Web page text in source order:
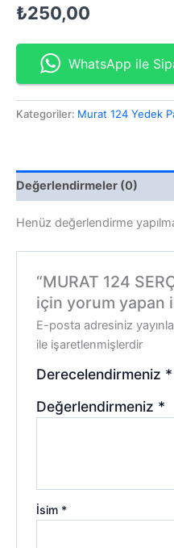
₺250,00
WhatsApp ile
Kategoriler: Murat 124 Yedek
Değerlendirmeler (0)
Henüz değerlendirme
“MURAT 124
için yorum yapan
E-posta adresiniz
ile işaretlenmişlerdir
Derecelendirmeniz *
Değerlendirmeniz *
İsim *